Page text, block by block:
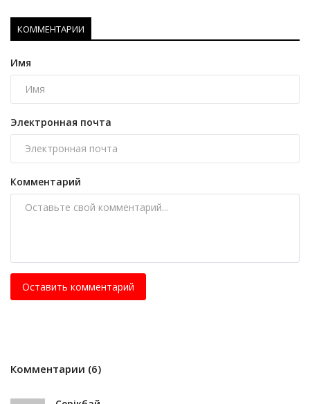
КОММЕНТАРИИ
Имя
Электронная почта
Комментарий
Оставить комментарий
Комментарии (6)